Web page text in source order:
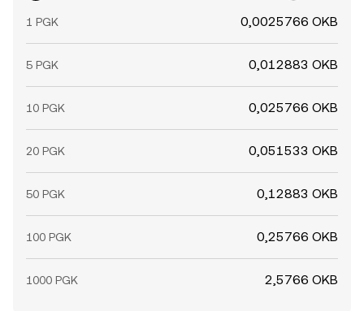
1 PGK 0,0025766 OKB
5 PGK 0,012883 OKB
10 PGK 0,025766 OKB
20 PGK 0,051533 OKB
50 PGK 0,12883 OKB
100 PGK 0,25766 OKB
1000 PGK 2,5766 OKB